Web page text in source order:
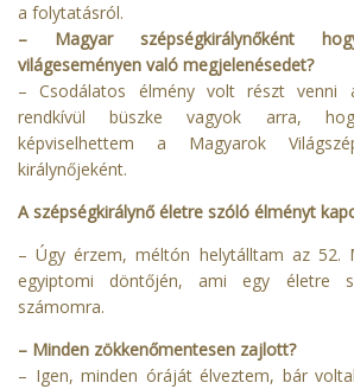
a folytatásról.
– Magyar szépségkirálynőként
világeseményen való megjelenésedet?
– Csodálatos élmény volt részt venni
rendkívül büszke vagyok arra,
képviselhettem a Magyarok
királynőjeként.
A szépségkirálynő életre szóló élményt
– Úgy érzem, méltón helytálltam az 52.
egyiptomi döntőjén, ami egy életre
számomra.
– Minden zökkenőmentesen zajlott?
– Igen, minden óráját élveztem, bár